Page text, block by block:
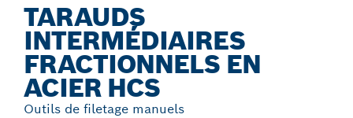
TARAUDS
INTERMÉDIAIRES
FRACTIONNELS EN
ACIER HCS
Outils de filetage manuels